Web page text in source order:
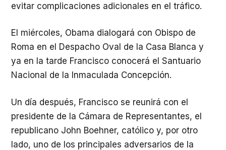
evitar complicaciones adicionales en el tráfico.
El miércoles, Obama dialogará con Obispo de
Roma en el Despacho Oval de la Casa Blanca y
ya en la tarde Francisco conocerá el Santuario
Nacional de la Inmaculada Concepción.
Un día después, Francisco se reunirá con el
presidente de la Cámara de Representantes, el
republicano John Boehner, católico y, por otro
lado, uno de los principales adversarios de la